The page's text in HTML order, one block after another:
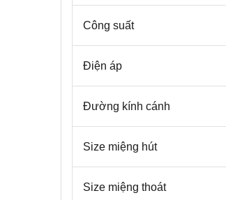
Công suất
Điện áp
Đường kính cánh
Size miệng hút
Size miệng thoát